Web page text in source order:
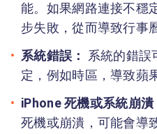
能。如果網路連接不穩
步失敗，從而導致行事
系統錯誤： 系統的錯誤
定，例如時區，導致蘋
iPhone 死機或系統崩潰
死機或崩潰，可能會導